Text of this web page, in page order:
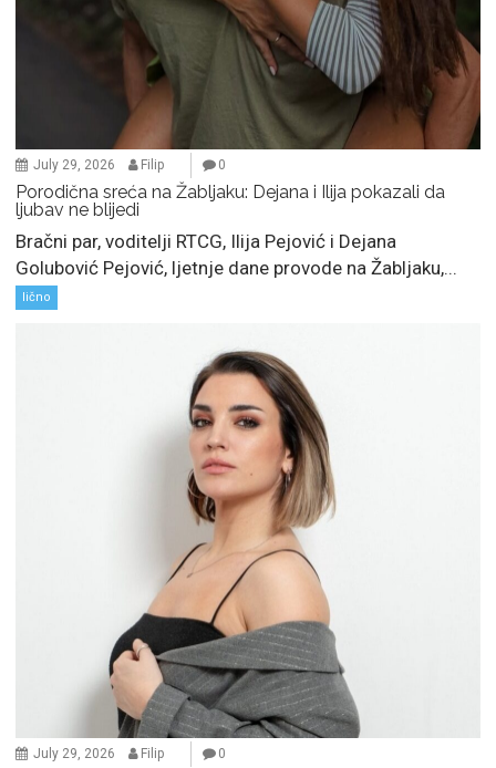
July 29, 2026 Filip 0
Porodična sreća na Žabljaku: Dejana i Ilija pokazali da
ljubav ne blijedi
Bračni par, voditelji RTCG, Ilija Pejović i Dejana
Golubović Pejović, ljetnje dane provode na Žabljaku,...
lično
July 29, 2026 Filip 0